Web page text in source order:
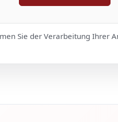
Sie der Verarbeitung Ihrer